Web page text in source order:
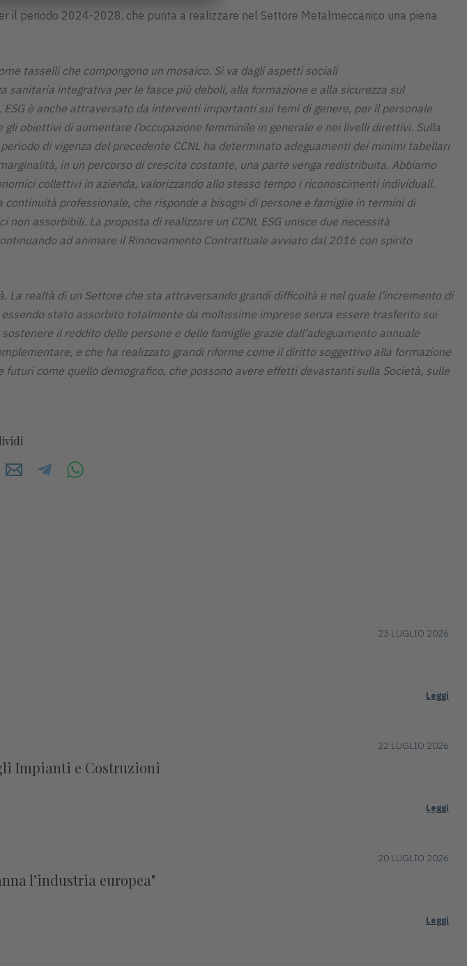
il periodo 2024-2028, che punta a realizzare nel Settore Metalmeccanico una piena
tasselli che compongono un mosaico. Si va dagli aspetti sociali
integrativa per le fasce più deboli, alla formazione e alla sicurezza sul
è anche attraversato da interventi importanti sui temi di genere, per il personale
obiettivi di aumentare l’occupazione femminile in generale e nei livelli direttivi. Sulla
di vigenza del precedente CCNL ha determinato adeguamenti dei minimi tabellari
in un percorso di crescita costante, una parte venga redistribuita. Abbiamo
collettivi in azienda, valorizzando allo stesso tempo i riconoscimenti individuali.
professionale, che risponde a bisogni di persone e famiglie in termini di
assorbibili. La proposta di realizzare un CCNL ESG unisce due necessità
ad animare il Rinnovamento Contrattuale avviato dal 2016 con spirito
La realtà di un Settore che sta attraversando grandi difficoltà e nel quale l’incremento di
stato assorbito totalmente da moltissime imprese senza essere trasferito sui
il reddito delle persone e delle famiglie grazie dall’adeguamento annuale
e che ha realizzato grandi riforme come il diritto soggettivo alla formazione
come quello demografico, che possono avere effetti devastanti sulla Società, sulle
23 LUGLIO 2026
Leggi
22 LUGLIO 2026
Impianti e Costruzioni
Leggi
20 LUGLIO 2026
l’industria europea"
Leggi